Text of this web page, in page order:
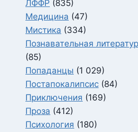
ЛФФР (835)
Медицина (47)
Мистика (334)
Познавательная
(85)
Попаданцы (1 029)
Постапокалипсис (84)
Приключения (169)
Проза (412)
Психология (180)